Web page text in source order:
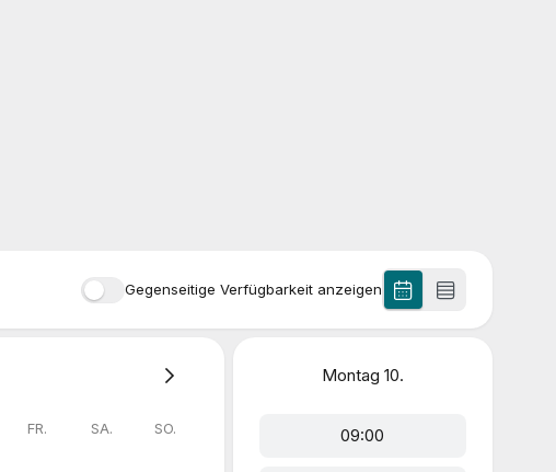
Gegenseitige Verfügbarkeit anzeigen
FR. SA. SO.
Montag 10.
09:00